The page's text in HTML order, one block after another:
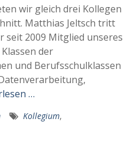
wir gleich drei Kollegen
Matthias Jeltsch tritt
seit 2009 Mitglied unseres
der
und Berufsschulklassen
…
Kollegium,